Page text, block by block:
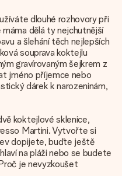
dlouhé rozhovory při
dělá ty nejchutnější
a šlehání těch nejlepších
souprava koktejlu
gravírovaným šejkrem z
jméno příjemce nebo
dárek k narozeninám,
koktejlové sklenice,
Martini. Vytvořte si
dopijete, buďte ještě
na pláži nebo se budete
je nevyzkoušet